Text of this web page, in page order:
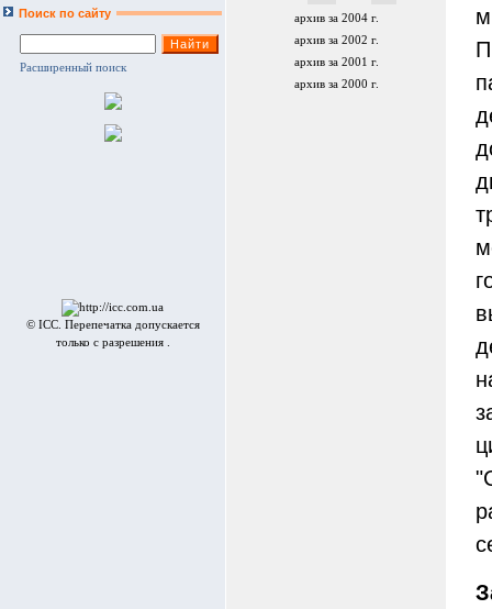
Поиск по сайту
Расширенный поиск
© ICC. Перепечатка допускается
только с разрешения .
архив за 2004 г.
архив за 2002 г.
архив за 2001 г.
архив за 2000 г.